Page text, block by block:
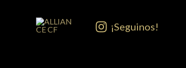
¡Seguinos!